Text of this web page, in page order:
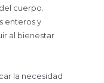
cuerpo.
enteros y
al bienestar
la necesidad